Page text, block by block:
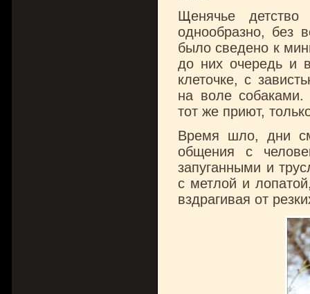
Щенячье
однообразно, без
было сведено к
до них очередь и
клеточке, с
на воле собаками.
тот же приют,
Время шло, дни
общения с
запуганными и
с метлой и
вздрагивая от